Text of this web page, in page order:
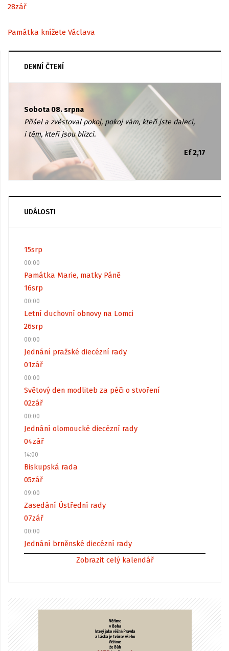
28zář
Památka knížete Václava
DENNÍ ČTENÍ
Sobota 08. srpna
Přišel a zvěstoval pokoj, pokoj vám, kteří jste dalecí,
i těm, kteří jsou blízcí.
Ef 2,17
UDÁLOSTI
15srp
00:00
Památka Marie, matky Páně
16srp
00:00
Letní duchovní obnovy na Lomci
26srp
00:00
Jednání pražské diecézní rady
01zář
00:00
Světový den modliteb za péči o stvoření
02zář
00:00
Jednání olomoucké diecézní rady
04zář
14:00
Biskupská rada
05zář
09:00
Zasedání Ústřední rady
07zář
00:00
Jednání brněnské diecézní rady
Zobrazit celý kalendář